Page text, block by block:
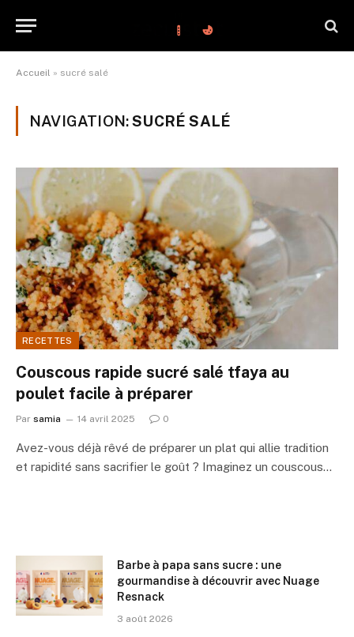
Accueil » sucré salé
NAVIGATION:SUCRÉ SALÉ
RECETTES
Couscous rapide sucré salé tfaya au
poulet facile à préparer
Par samia 14 avril 2025 0
Avez-vous déjà rêvé de préparer un plat qui allie tradition
et rapidité sans sacrifier le goût ? Imaginez un couscous…
Barbe à papa sans sucre : une
gourmandise à découvrir avec Nuage
Resnack
3 août 2026